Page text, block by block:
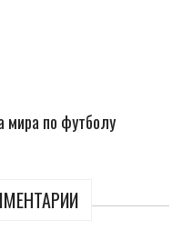
мира по футболу